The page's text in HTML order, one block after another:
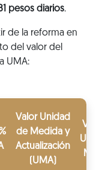
pesos diarios.
de la reforma en
del valor del
UMA:
Valor Unidad
de Medida y
Actualización
(UMA)
Var.